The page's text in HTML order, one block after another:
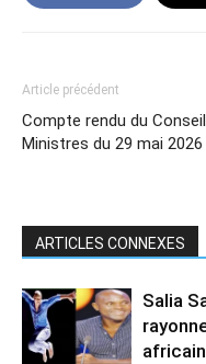
Article précédent
Compte rendu du
Ministres du 29 mai 2026
ARTICLES CONNEXES
Salia